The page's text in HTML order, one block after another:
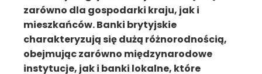
zarówno dla gospodarki kraju, jak i
mieszkańców. Banki brytyjskie
charakteryzują się dużą różnorodnością,
obejmując zarówno międzynarodowe
instytucje, jak i banki lokalne, które